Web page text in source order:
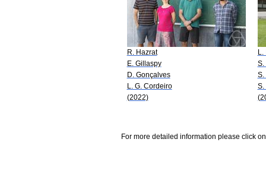
R. Hazrat
E. Gillaspy
D. Gonçalves
L. G. Cordeiro
(2022)
L.
S.
S.
S.
For more detailed information please click